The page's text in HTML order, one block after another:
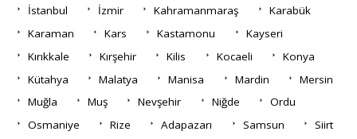
İstanbul
İzmir Kahramanmaraş
Karabük
Karaman
Kars Kastamonu
Kayseri
Kırıkkale
Kırşehir Kilis Kocaeli
Konya
Kütahya
Malatya Manisa Mardin
Mersin
Muğla
Muş Nevşehir Niğde
Ordu
Osmaniye
Rize Adapazarı Samsun
Siirt